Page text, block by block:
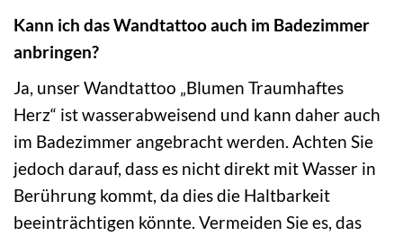
Kann ich das Wandtattoo auch im Badezimmer
anbringen?
Ja, unser Wandtattoo „Blumen Traumhaftes
Herz“ ist wasserabweisend und kann daher auch
im Badezimmer angebracht werden. Achten Sie
jedoch darauf, dass es nicht direkt mit Wasser in
Berührung kommt, da dies die Haltbarkeit
beeinträchtigen könnte. Vermeiden Sie es, das